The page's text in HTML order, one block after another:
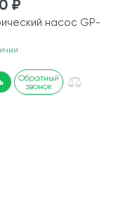
₽
насос GP-
Обратный
звонок